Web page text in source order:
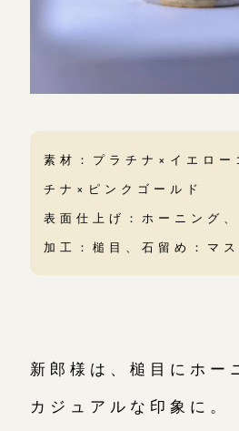
素材：プラチナ×イエロー
チナ×ピンクゴールド
表面仕上げ：ホーニング
加工：槌目、石留め：マス
新郎様は、槌目にホー
カジュアルな印象に。